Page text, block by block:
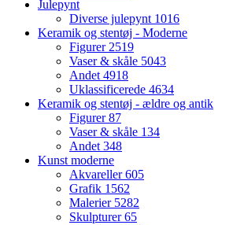
Julepynt
Diverse julepynt 1016
Keramik og stentøj - Moderne
Figurer 2519
Vaser & skåle 5043
Andet 4918
Uklassificerede 4634
Keramik og stentøj - ældre og antik
Figurer87
Vaser & skåle 134
Andet 348
Kunst moderne
Akvareller605
Grafik 1562
Malerier 5282
Skulpturer65